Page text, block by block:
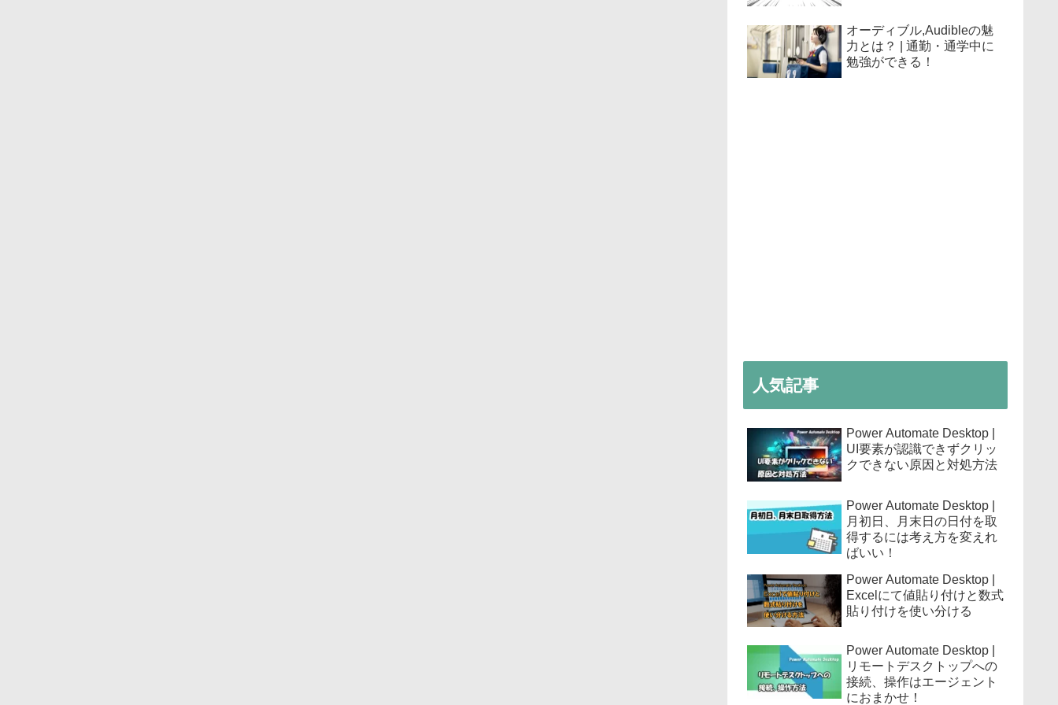
オーディブル,Audibleの魅
力とは？ | 通勤・通学中に
勉強ができる！
人気記事
Power Automate Desktop |
UI要素が認識できずクリッ
クできない原因と対処方法
Power Automate Desktop |
月初日、月末日の日付を取
得するには考え方を変えれ
ばいい！
Power Automate Desktop |
Excelにて値貼り付けと数式
貼り付けを使い分ける
Power Automate Desktop |
リモートデスクトップへの
接続、操作はエージェント
におまかせ！